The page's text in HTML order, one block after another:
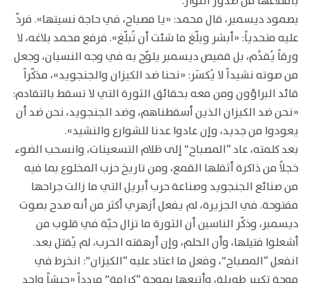
بصمود ديسمبر، قال محمد: «يا مصباح، في حاجة نسيتها». فردّ
عليه متحدياً: «أبشر وبلّغ ما شئت أن تُبلّغ». فرفع محمد بلاغه، لا
ورقاً يُقدَّم، بل قميص ديسمبر يلوّح به في وجه النسيان، وجعل
من صوته نشيداً لا يُكسَر: «نحنا ضد الكيزان والجنجويد»، مذكّراً
قائد البراؤون ومن معه بحقائق الثورة التي لا تسقط بالتقادم:
«نحن ضد الكيزان الذين أسقطناهم، وضد الجنجويد، نحن ضد أن
يعودوا من جديد، وإن عادوا عدنا للشوارع والنشيد».
بعد كلمته، عاد “المصباح” إلى ظلام التسعينات، وانسحب الضوء
خجلاً من ذاكرة أثقلها القمع، ومن تاريخ حزب المخلوع بما فيه
من صنائع الجنجويد وصناعة حرب أبريل التي ما زالت جراحها
مفتوحة. في الجزيرة، لم يفعل أزهري أكثر من أنه صدح بصوت
ديسمبر، وذكّر الناسين أن الثورة ما تزال حيّة في قلوب من
أشعلوا فتيلها، وأن الحلم، وإن أرهقته الحرب، لم يُقتل بعد.
انفعل “المصباح”، وفعل ما اعتاد عليه “الكيزان”: انخرط في